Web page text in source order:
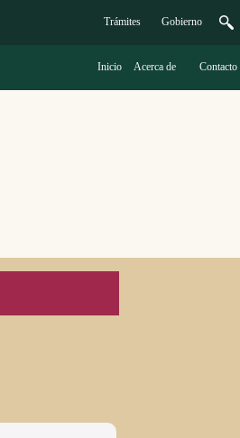
Trámites Gobierno
Inicio Acerca de Contacto